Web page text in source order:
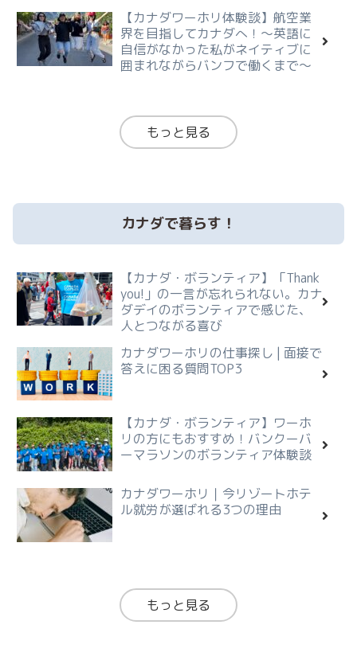
【カナダワーホリ体験談】航空業
界を目指してカナダへ！～英語に
自信がなかった私がネイティブに
囲まれながらバンフで働くまで～
もっと見る
カナダで暮らす！
【カナダ・ボランティア】「Thank
you!」の一言が忘れられない。カナ
ダデイのボランティアで感じた、
人とつながる喜び
カナダワーホリの仕事探し | 面接で
答えに困る質問TOP3
【カナダ・ボランティア】ワーホ
リの方にもおすすめ！バンクーバ
ーマラソンのボランティア体験談
カナダワーホリ｜今リゾートホテ
ル就労が選ばれる3つの理由
もっと見る